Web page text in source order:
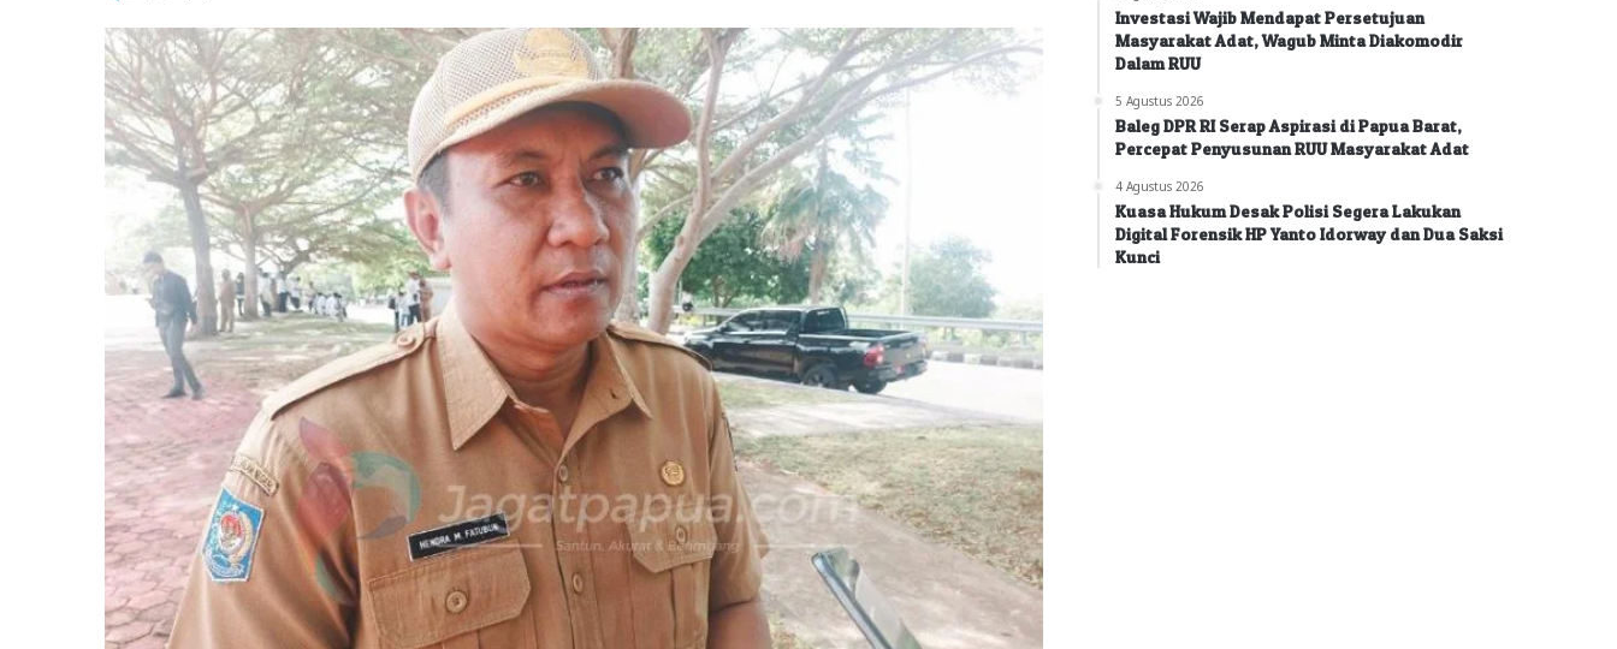
Investasi Wajib Mendapat Persetujuan
Masyarakat Adat, Wagub Minta Diakomodir
Dalam RUU
5 Agustus 2026
Baleg DPR RI Serap Aspirasi di Papua Barat,
Percepat Penyusunan RUU Masyarakat Adat
4 Agustus 2026
Kuasa Hukum Desak Polisi Segera Lakukan
Digital Forensik HP Yanto Idorway dan Dua Saksi
Kunci